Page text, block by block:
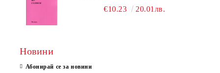
€10.23 20.01лв.
Новини
Абонирай се за новини